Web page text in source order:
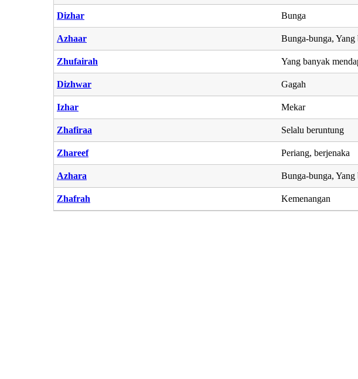
Dizhar Bunga
Azhaar Bunga-bunga,
Zhufairah Yang banyak
Dizhwar Gagah
Izhar Mekar
Zhafiraa Selalu beruntung
Zhareef Periang, berjenaka
Azhara Bunga-bunga,
Zhafrah Kemenangan